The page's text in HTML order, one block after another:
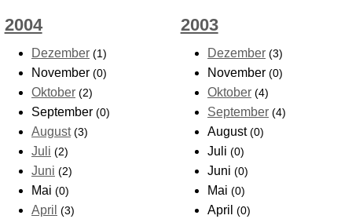
2004
Dezember (1)
November (0)
Oktober (2)
September (0)
August (3)
Juli (2)
Juni (2)
Mai (0)
April (3)
2003
Dezember (3)
November(0)
Oktober (4)
September (4)
August(0)
Juli(0)
Juni(0)
Mai(0)
April(0)